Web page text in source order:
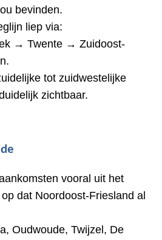
bevinden.
liep via:
→ Twente → Zuidoost-
tot zuidwestelijke
zichtbaar.
vooral uit het
dat Noordoost-Friesland al
Oudwoude, Twijzel, De